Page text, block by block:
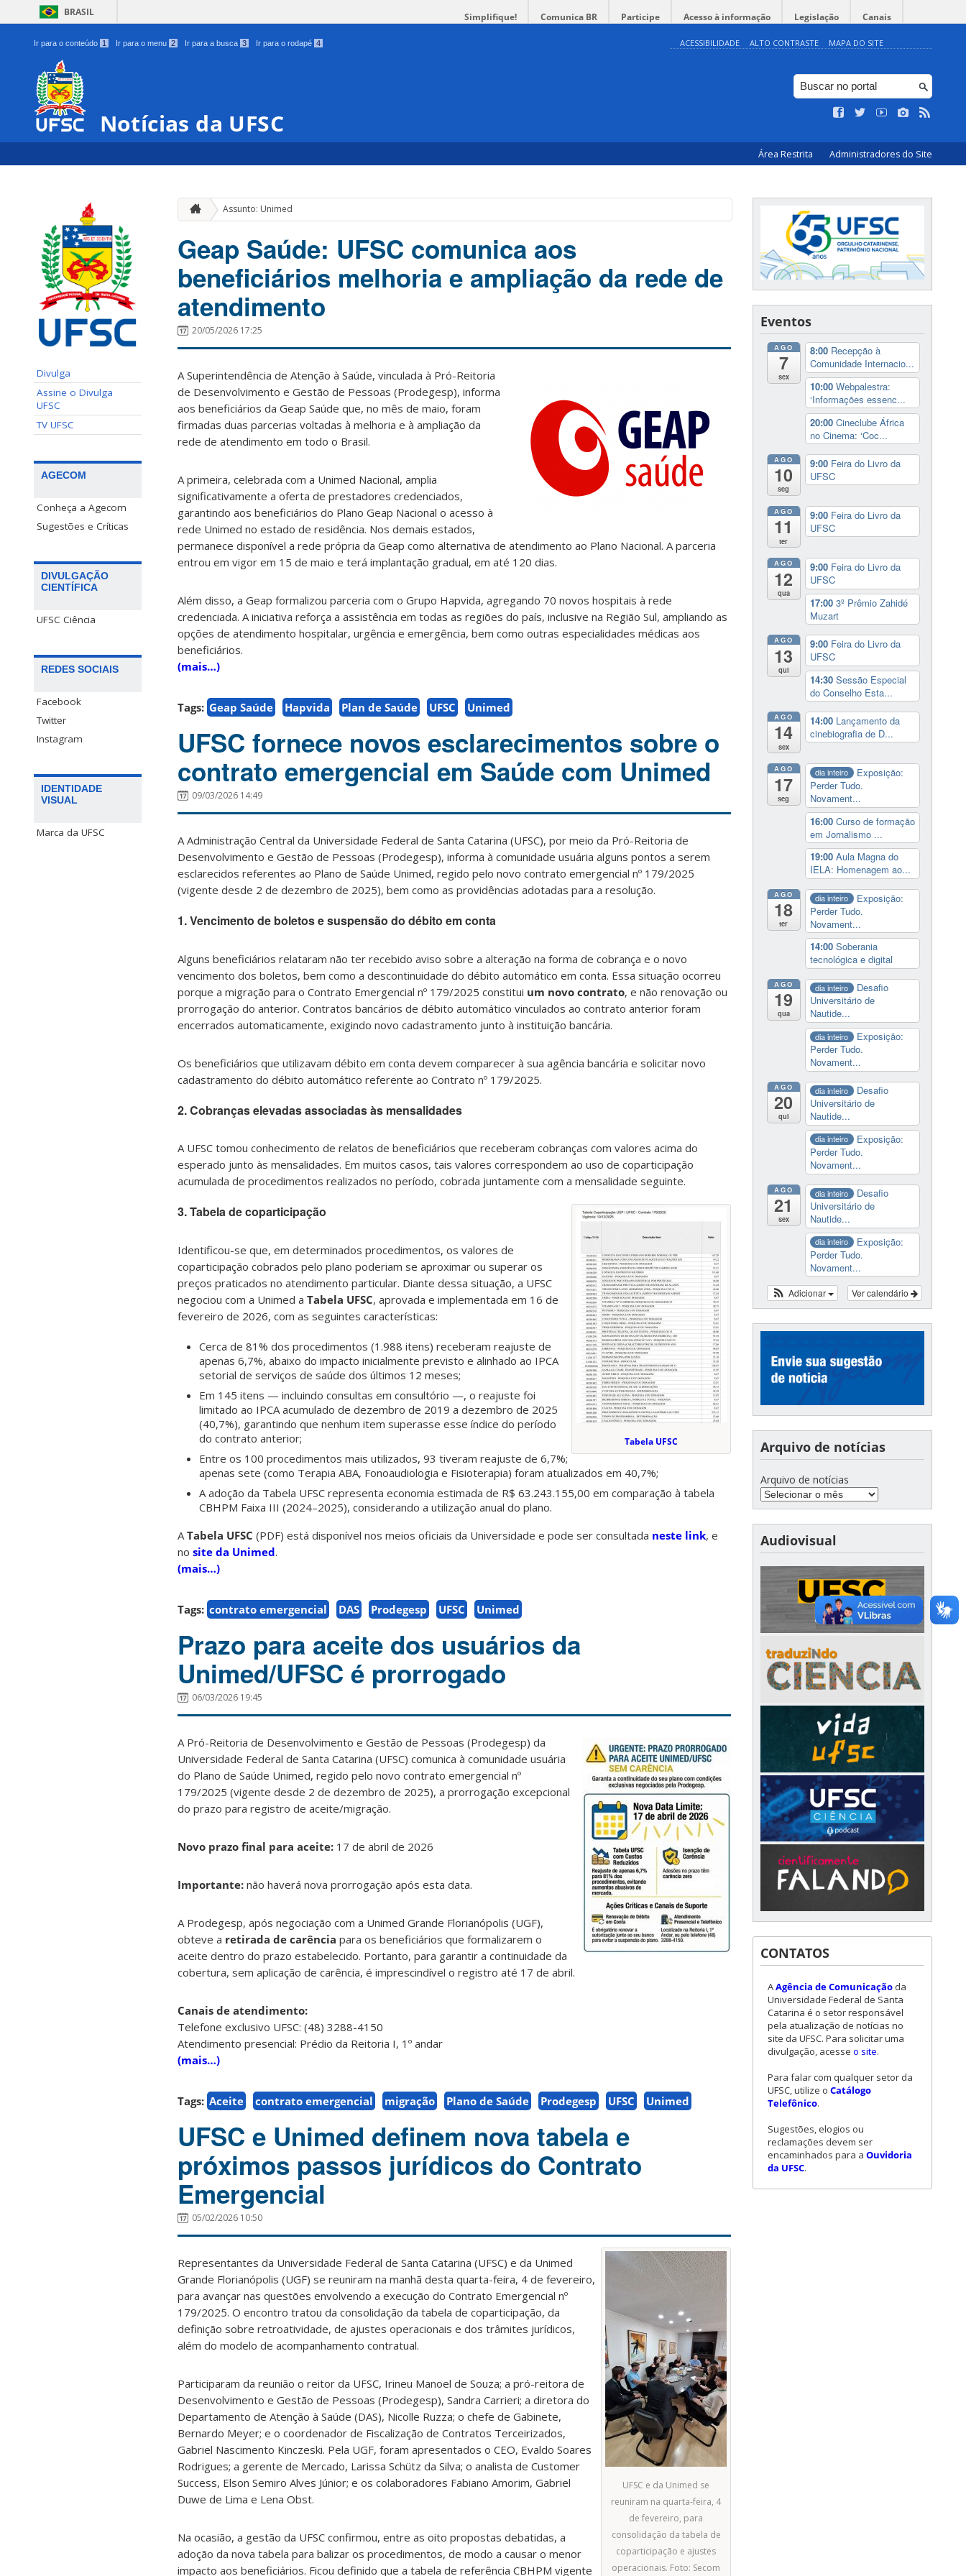
BRASIL Simplifique! Comunica BR Participe Acesso à informação Legislação Canais
Ir para o conteúdo 1 Ir para o menu 2 Ir para a busca 3 Ir para o rodapé 4 ACESSIBILIDADE ALTO CONTRASTE MAPA DO SITE
Notícias da UFSC
Área Restrita Administradores do Site
Divulga
Assine o Divulga
UFSC
TV UFSC
AGECOM
Conheça a Agecom
Sugestões e Críticas
DIVULGAÇÃO
CIENTÍFICA
UFSC Ciência
REDES SOCIAIS
Facebook
Twitter
Instagram
IDENTIDADE
VISUAL
Marca da UFSC
Assunto: Unimed
Geap Saúde: UFSC comunica aos
beneficiários melhoria e ampliação da rede de
atendimento
20/05/2026 17:25
A Superintendência de Atenção à Saúde, vinculada à Pró-Reitoria
de Desenvolvimento e Gestão de Pessoas (Prodegesp), informa
aos beneficiários da Geap Saúde que, no mês de maio, foram
firmadas duas parcerias voltadas à melhoria e à ampliação da
rede de atendimento em todo o Brasil.
A primeira, celebrada com a Unimed Nacional, amplia
significativamente a oferta de prestadores credenciados,
garantindo aos beneficiários do Plano Geap Nacional o acesso à
rede Unimed no estado de residência. Nos demais estados,
permanece disponível a rede própria da Geap como alternativa de atendimento ao Plano Nacional. A parceria
entrou em vigor em 15 de maio e terá implantação gradual, em até 120 dias.
Além disso, a Geap formalizou parceria com o Grupo Hapvida, agregando 70 novos hospitais à rede
credenciada. A iniciativa reforça a assistência em todas as regiões do país, inclusive na Região Sul, ampliando as
opções de atendimento hospitalar, urgência e emergência, bem como outras especialidades médicas aos
beneficiários.
(mais…)
Tags: Geap Saúde Hapvida Plan de Saúde UFSC Unimed
UFSC fornece novos esclarecimentos sobre o
contrato emergencial em Saúde com Unimed
09/03/2026 14:49
A Administração Central da Universidade Federal de Santa Catarina (UFSC), por meio da Pró-Reitoria de
Desenvolvimento e Gestão de Pessoas (Prodegesp), informa à comunidade usuária alguns pontos a serem
esclarecidos referentes ao Plano de Saúde Unimed, regido pelo novo contrato emergencial nº 179/2025
(vigente desde 2 de dezembro de 2025), bem como as providências adotadas para a resolução.
1. Vencimento de boletos e suspensão do débito em conta
Alguns beneficiários relataram não ter recebido aviso sobre a alteração na forma de cobrança e o novo
vencimento dos boletos, bem como a descontinuidade do débito automático em conta. Essa situação ocorreu
porque a migração para o Contrato Emergencial nº 179/2025 constitui um novo contrato, e não renovação ou
prorrogação do anterior. Contratos bancários de débito automático vinculados ao contrato anterior foram
encerrados automaticamente, exigindo novo cadastramento junto à instituição bancária.
Os beneficiários que utilizavam débito em conta devem comparecer à sua agência bancária e solicitar novo
cadastramento do débito automático referente ao Contrato nº 179/2025.
2. Cobranças elevadas associadas às mensalidades
A UFSC tomou conhecimento de relatos de beneficiários que receberam cobranças com valores acima do
esperado junto às mensalidades. Em muitos casos, tais valores correspondem ao uso de coparticipação
acumulada de procedimentos realizados no período, cobrada juntamente com a mensalidade seguinte.
Tabela UFSC
3. Tabela de coparticipação
Identificou-se que, em determinados procedimentos, os valores de
coparticipação cobrados pelo plano poderiam se aproximar ou superar os
preços praticados no atendimento particular. Diante dessa situação, a UFSC
negociou com a Unimed a Tabela UFSC, aprovada e implementada em 16 de
fevereiro de 2026, com as seguintes características:
Cerca de 81% dos procedimentos (1.988 itens) receberam reajuste de
apenas 6,7%, abaixo do impacto inicialmente previsto e alinhado ao IPCA
setorial de serviços de saúde dos últimos 12 meses;
Em 145 itens — incluindo consultas em consultório —, o reajuste foi
limitado ao IPCA acumulado de dezembro de 2019 a dezembro de 2025
(40,7%), garantindo que nenhum item superasse esse índice do período
do contrato anterior;
Entre os 100 procedimentos mais utilizados, 93 tiveram reajuste de 6,7%;
apenas sete (como Terapia ABA, Fonoaudiologia e Fisioterapia) foram atualizados em 40,7%;
A adoção da Tabela UFSC representa economia estimada de R$ 63.243.155,00 em comparação à tabela
CBHPM Faixa III (2024–2025), considerando a utilização anual do plano.
A Tabela UFSC (PDF) está disponível nos meios oficiais da Universidade e pode ser consultada neste link, e
no site da Unimed.
(mais…)
Tags: contrato emergencial DAS Prodegesp UFSC Unimed
Prazo para aceite dos usuários da
Unimed/UFSC é prorrogado
06/03/2026 19:45
A Pró-Reitoria de Desenvolvimento e Gestão de Pessoas (Prodegesp) da
Universidade Federal de Santa Catarina (UFSC) comunica à comunidade usuária
do Plano de Saúde Unimed, regido pelo novo contrato emergencial nº
179/2025 (vigente desde 2 de dezembro de 2025), a prorrogação excepcional
do prazo para registro de aceite/migração.
Novo prazo final para aceite: 17 de abril de 2026
Importante: não haverá nova prorrogação após esta data.
A Prodegesp, após negociação com a Unimed Grande Florianópolis (UGF),
obteve a retirada de carência para os beneficiários que formalizarem o
aceite dentro do prazo estabelecido. Portanto, para garantir a continuidade da
cobertura, sem aplicação de carência, é imprescindível o registro até 17 de abril.
Canais de atendimento:
Telefone exclusivo UFSC: (48) 3288-4150
Atendimento presencial: Prédio da Reitoria I, 1º andar
(mais…)
Tags: Aceite contrato emergencial migração Plano de Saúde Prodegesp UFSC Unimed
UFSC e Unimed definem nova tabela e
próximos passos jurídicos do Contrato
Emergencial
05/02/2026 10:50
UFSC e da Unimed se
reuniram na quarta-feira, 4
de fevereiro, para
consolidação da tabela de
coparticipação e ajustes
operacionais. Foto: Secom
Representantes da Universidade Federal de Santa Catarina (UFSC) e da Unimed
Grande Florianópolis (UGF) se reuniram na manhã desta quarta-feira, 4 de fevereiro,
para avançar nas questões envolvendo a execução do Contrato Emergencial nº
179/2025. O encontro tratou da consolidação da tabela de coparticipação, da
definição sobre retroatividade, de ajustes operacionais e dos trâmites jurídicos,
além do modelo de acompanhamento contratual.
Participaram da reunião o reitor da UFSC, Irineu Manoel de Souza; a pró-reitora de
Desenvolvimento e Gestão de Pessoas (Prodegesp), Sandra Carrieri; a diretora do
Departamento de Atenção à Saúde (DAS), Nicolle Ruzza; o chefe de Gabinete,
Bernardo Meyer; e o coordenador de Fiscalização de Contratos Terceirizados,
Gabriel Nascimento Kinczeski. Pela UGF, foram apresentados o CEO, Evaldo Soares
Rodrigues; a gerente de Mercado, Larissa Schütz da Silva; o analista de Customer
Success, Elson Semiro Alves Júnior; e os colaboradores Fabiano Amorim, Gabriel
Duwe de Lima e Lena Obst.
Na ocasião, a gestão da UFSC confirmou, entre as oito propostas debatidas, a
adoção da nova tabela para balizar os procedimentos, de modo a causar o menor
impacto aos beneficiários. Ficou definido que a tabela de referência CBHPM vigente
Eventos
AGO
7
sex
8:00 Recepção à
Comunidade Internacio...
10:00 Webpalestra:
‘Informações essenc...
20:00 Cineclube África
no Cinema: ‘Coc...
AGO
10
seg
9:00 Feira do Livro da
UFSC
AGO
11
ter
9:00 Feira do Livro da
UFSC
AGO
12
qua
9:00 Feira do Livro da
UFSC
17:00 3º Prêmio Zahidé
Muzart
AGO
13
qui
9:00 Feira do Livro da
UFSC
14:30 Sessão Especial
do Conselho Esta...
AGO
14
sex
14:00 Lançamento da
cinebiografia de D...
AGO
17
seg
dia inteiro
Exposição:
Perder Tudo.
Novament...
16:00 Curso de formação
em Jornalismo ...
19:00 Aula Magna do
IELA: Homenagem ao...
AGO
18
ter
dia inteiro
Exposição:
Perder Tudo.
Novament...
14:00 Soberania
tecnológica e digital
AGO
19
qua
dia inteiro
Desafio
Universitário de
Nautide...
dia inteiro
Exposição:
Perder Tudo.
Novament...
AGO
20
qui
dia inteiro
Desafio
Universitário de
Nautide...
dia inteiro
Exposição:
Perder Tudo.
Novament...
AGO
21
sex
dia inteiro
Desafio
Universitário de
Nautide...
dia inteiro
Exposição:
Perder Tudo.
Novament...
Ver calendário
Adicionar
Arquivo de notícias
Arquivo de notícias
Audiovisual
CONTATOS
AAgência de Comunicação da
Universidade Federal de Santa
Catarina é o setor responsável
pela atualização de notícias no
site da UFSC. Para solicitar uma
divulgação, acesse o site.
Para falar com qualquer setor da
UFSC, utilize o Catálogo
Telefônico.
Sugestões, elogios ou
reclamações devem ser
encaminhados para a Ouvidoria
da UFSC.